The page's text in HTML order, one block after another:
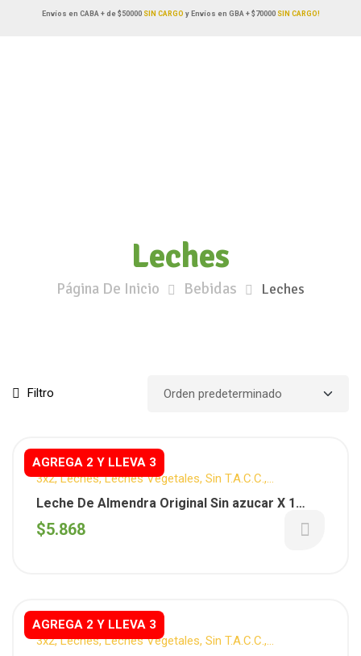
Envíos en CABA + de $50000SIN CARGO y Envíos en GBA + $70000 SIN CARGO!
Leches
Página De Inicio Bebidas Leches
Filtro
AGREGA 2 Y LLEVA 3
3x2,Leches,Leches Vegetales, Sin T.A.C.C. ,
TRATENFU Vegano
Leche De Almendra Original Sin azucar X 1
Litro (TRATENFU)
$5.868
AGREGA 2 Y LLEVA 3
3x2,Leches,Leches Vegetales, Sin T.A.C.C. ,